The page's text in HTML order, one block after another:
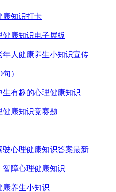
康知识打卡
康知识电子展板
人健康养生小知识宣传
）
有趣的心理健康知识
健康知识竞赛题
心理健康知识答案最新
障心理健康知识
康养生小知识